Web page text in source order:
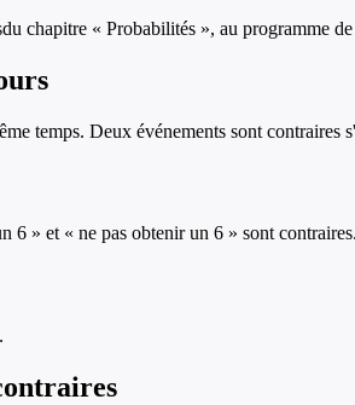
du chapitre « Probabilités », au programme de
temps. Deux événements sont
» et « ne pas obtenir un 6 » sont contraires.